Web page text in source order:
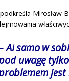
podkreśla Mirosław
AI samo w
uwagę
jest